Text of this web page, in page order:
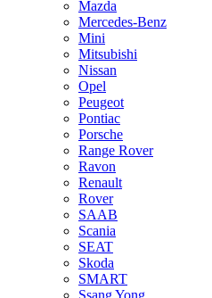
Mazda
Mercedes-Benz
Mini
Mitsubishi
Nissan
Opel
Peugeot
Pontiac
Porsche
Range Rover
Ravon
Renault
Rover
SAAB
Scania
SEAT
Skoda
SMART
Ssang Yong